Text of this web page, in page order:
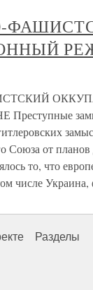
Союза от планов
то, что
числе Украина,
Разделы